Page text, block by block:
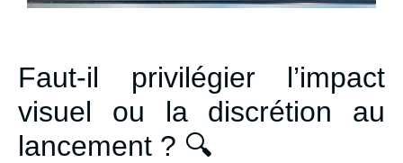
Faut-il privilégier l’impact
visuel ou la discrétion au
lancement ? 🔍